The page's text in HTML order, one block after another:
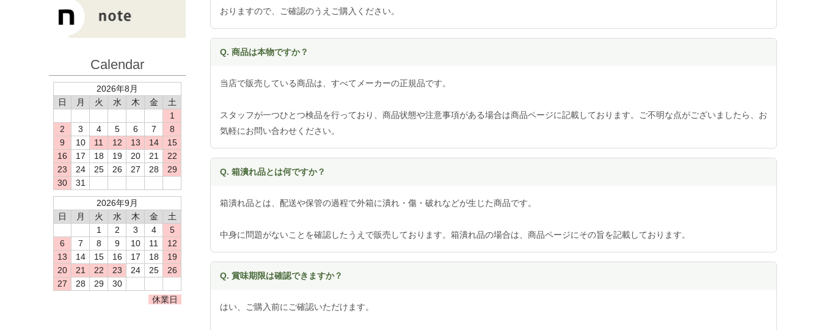
Calendar
2026年8月
日
月 火 水 木 金
土
1
2
3 4 5 6 7
8
9
10 11 12 13 14
15
16
17 18 19 20 21
22
23
24 25 26 27 28
29
30
31
2026年9月
日
月 火 水 木 金
土
1
2 3 4
5
6
7 8 9 10 11
12
13
14 15 16 17 18
19
20
21 22 23 24 25
26
27
28 29
30
休業日
おりますので、ご確認のうえご購入ください。
Q. 商品は本物ですか？
当店で販売している商品は、すべてメーカーの正規品です。
スタッフが一つひとつ検品を行っており、商品状態や注意事項がある場合は商品ページに記載しております。ご不明な点がございましたら、お
気軽にお問い合わせください。
Q. 箱潰れ品とは何ですか？
箱潰れ品とは、配送や保管の過程で外箱に潰れ・傷・破れなどが生じた商品です。
中身に問題がないことを確認したうえで販売しております。箱潰れ品の場合は、商品ページにその旨を記載しております。
Q. 賞味期限は確認できますか？
はい、ご購入前にご確認いただけます。